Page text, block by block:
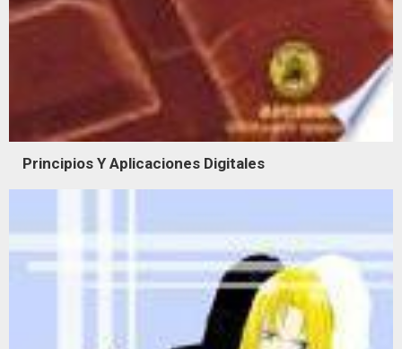
Principios Y Aplicaciones Digitales